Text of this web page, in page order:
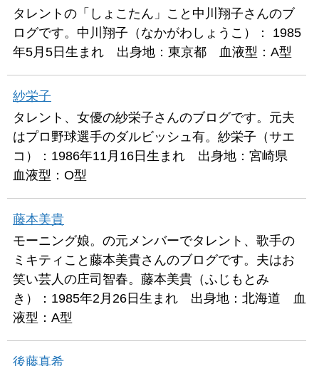
タレントの「しょこたん」こと中川翔子さんのブ
ログです。中川翔子（なかがわしょうこ）： 1985
年5月5日生まれ 出身地：東京都 血液型：A型
紗栄子
タレント、女優の紗栄子さんのブログです。元夫
はプロ野球選手のダルビッシュ有。紗栄子（サエ
コ）：1986年11月16日生まれ 出身地：宮崎県
血液型：O型
藤本美貴
モーニング娘。の元メンバーでタレント、歌手の
ミキティこと藤本美貴さんのブログです。夫はお
笑い芸人の庄司智春。藤本美貴（ふじもとみ
き）：1985年2月26日生まれ 出身地：北海道 血
液型：A型
後藤真希